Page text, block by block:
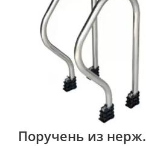
Поручень из нерж.